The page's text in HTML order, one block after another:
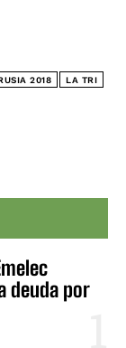
deuda por
2018 LA TRI